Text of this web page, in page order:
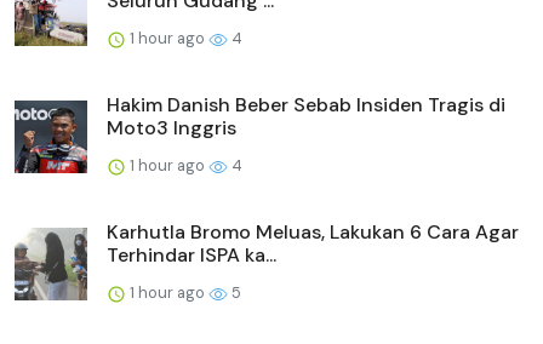
1 hour ago 4
Hakim Danish Beber Sebab Insiden Tragis di
Moto3 Inggris
1 hour ago 4
Karhutla Bromo Meluas, Lakukan 6 Cara Agar
Terhindar ISPA ka...
1 hour ago 5